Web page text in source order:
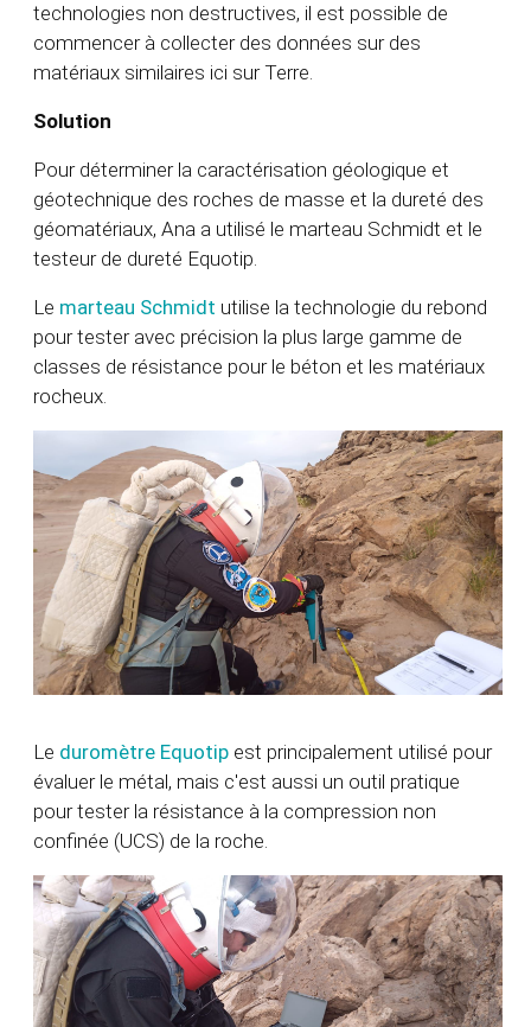
technologies non destructives, il est possible de
commencer à collecter des données sur des
matériaux similaires ici sur Terre.
Solution
Pour déterminer la caractérisation géologique et
géotechnique des roches de masse et la dureté des
géomatériaux, Ana a utilisé le marteau Schmidt et le
testeur de dureté Equotip.
Le marteau Schmidt utilise la technologie du rebond
pour tester avec précision la plus large gamme de
classes de résistance pour le béton et les matériaux
rocheux.
Le duromètre Equotip est principalement utilisé pour
évaluer le métal, mais c'est aussi un outil pratique
pour tester la résistance à la compression non
confinée (UCS) de la roche.